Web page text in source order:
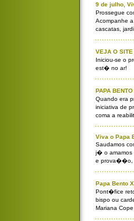
9 de julho,
Prossegue
Acompanhe
cascatas,
VEJA O
Iniciou-se o
est� no ar!
PAPA
Quando era
iniciativa de
coma a
Viva o Papa
Saudamos
j� o amamos
e prova��o,
Papa Bento
Pont�fice
bispo ou
Mariana